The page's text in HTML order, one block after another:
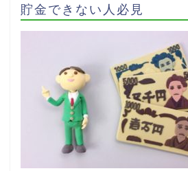
貯金できない人必見
お
ライ